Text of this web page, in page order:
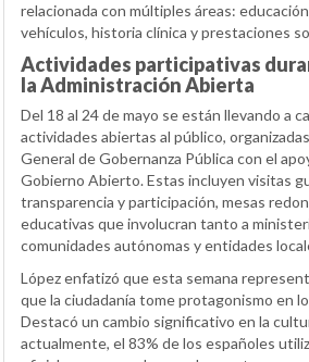
relacionada con múltiples áreas:
vehículos, historia clínica y prestaciones
Actividades participativas
la Administración Abierta
Del 18 al 24 de mayo se están llevando a
actividades abiertas al público,
General de Gobernanza Pública con el
Gobierno Abierto. Estas incluyen visitas
transparencia y participación, mesas
educativas que involucran tanto a
comunidades autónomas y entidades
López enfatizó que esta semana
que la ciudadanía tome protagonismo en
Destacó un cambio significativo en la
actualmente, el 83% de los españoles